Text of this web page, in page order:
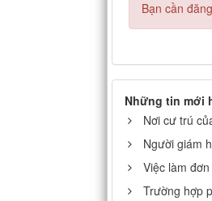
Bạn cần
Những tin mới
Nơi cư trú
Người giám
Việc làm
Trường hợp